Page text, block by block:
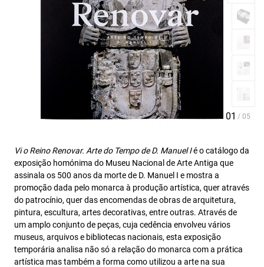
Vi o Reino Renovar. Arte do Tempo de D. Manuel Ié o catálogo da
exposição homónima do Museu Nacional de Arte Antiga que
assinala os 500 anos da morte de D. Manuel I e mostra a
promoção dada pelo monarca à produção artística, quer através
do patrocínio, quer das encomendas de obras de arquitetura,
pintura, escultura, artes decorativas, entre outras. Através de
um amplo conjunto de peças, cuja cedência envolveu vários
museus, arquivos e bibliotecas nacionais, esta exposição
temporária analisa não só a relação do monarca com a prática
artística mas também a forma como utilizou a arte na sua